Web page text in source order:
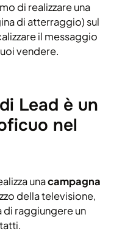
di realizzare una
di atterraggio) sul
il messaggio
vendere.
Lead è un
nel
unacampagna
della televisione,
di raggiungere un